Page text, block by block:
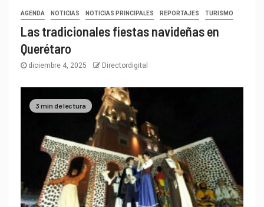
AGENDA NOTICIAS NOTICIAS PRINCIPALES REPORTAJES TURISMO
Las tradicionales fiestas navideñas en
Querétaro
diciembre 4, 2025 Directordigital
3 min de lectura